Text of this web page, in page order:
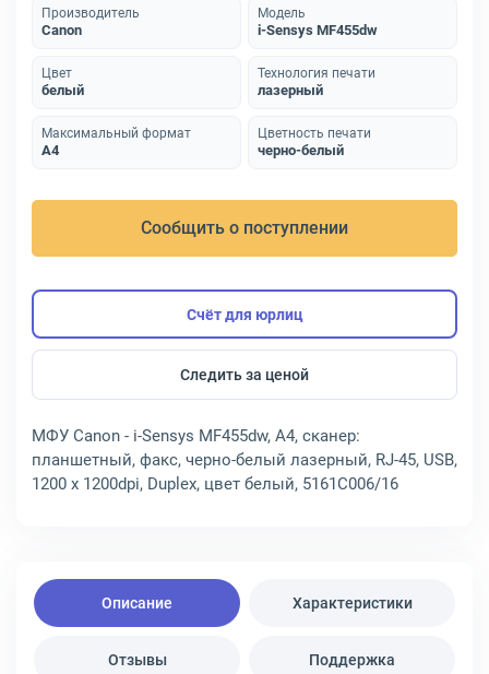
Производитель
Canon
Модель
i-Sensys MF455dw
Цвет
белый
Технология печати
лазерный
Максимальный формат
A4
Цветность печати
черно-белый
Сообщить о поступлении
Счёт для юрлиц
Следить за ценой
МФУ Canon - i-Sensys MF455dw, A4, сканер:
планшетный, факс, черно-белый лазерный, RJ-45, USB,
1200 x 1200dpi, Duplex, цвет белый, 5161C006/16
Описание Характеристики
Отзывы Поддержка